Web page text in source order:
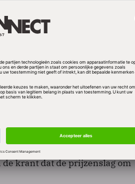
kunnen investeren in nieuwe
de vraag naar grotere
nieuwe kapitaalinjecties in het
een inflatiecorrectie. Een
krant dat de prijzenslag om